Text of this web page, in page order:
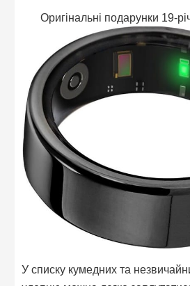
Оригінальні подарунки 19-
У списку кумедних та